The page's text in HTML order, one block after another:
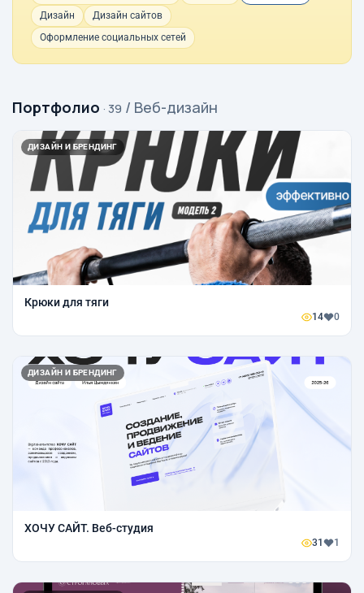
Дизайн
Дизайн сайтов
Оформление социальных сетей
Портфолио · 39 / Веб-дизайн
ДИЗАЙН И БРЕНДИНГ
Крюки для тяги
14 0
ДИЗАЙН И БРЕНДИНГ
ХОЧУ САЙТ. Веб-студия
31 1